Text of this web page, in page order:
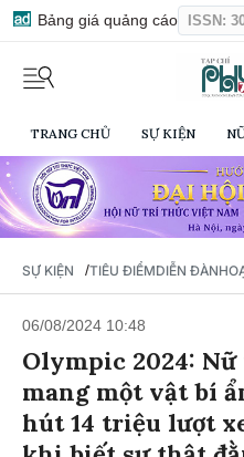
Bảng giá quảng cáo ISSN:
TRANG CHỦ SỰ KIỆN
SỰ KIỆN /TIÊU ĐIỂMDIỄN ĐÀN
06/08/2024 10:48
Olympic 2024:
mang một vật bí
hút 14 triệu lượt
khi biết sự thật